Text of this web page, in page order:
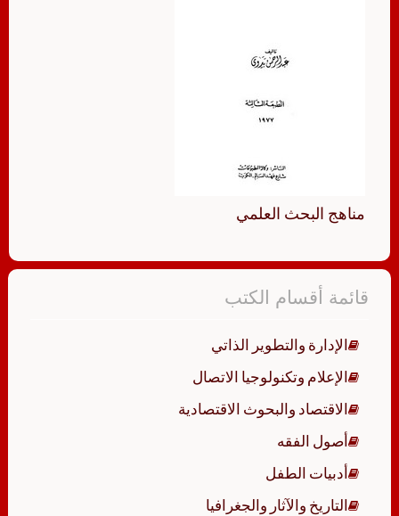
مناهج البحث العلمي
قائمة أقسام الكتب
الإدارة والتطوير الذاتي
الإعلام وتكنولوجيا الاتصال
الاقتصاد والبحوث الاقتصادية
أصول الفقه
أدبيات الطفل
التاريخ والآثار والجغرافيا